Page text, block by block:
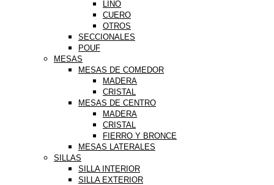
LINO
CUERO
OTROS
SECCIONALES
POUF
MESAS
MESAS DE COMEDOR
MADERA
CRISTAL
MESAS DE CENTRO
MADERA
CRISTAL
FIERRO Y BRONCE
MESAS LATERALES
SILLAS
SILLA INTERIOR
SILLA EXTERIOR